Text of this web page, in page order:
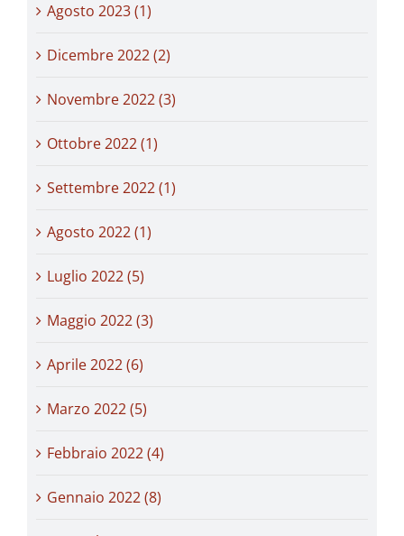
Agosto 2023 (1)
Dicembre 2022 (2)
Novembre 2022 (3)
Ottobre 2022 (1)
Settembre 2022 (1)
Agosto 2022 (1)
Luglio 2022 (5)
Maggio 2022 (3)
Aprile 2022 (6)
Marzo 2022 (5)
Febbraio 2022 (4)
Gennaio 2022 (8)